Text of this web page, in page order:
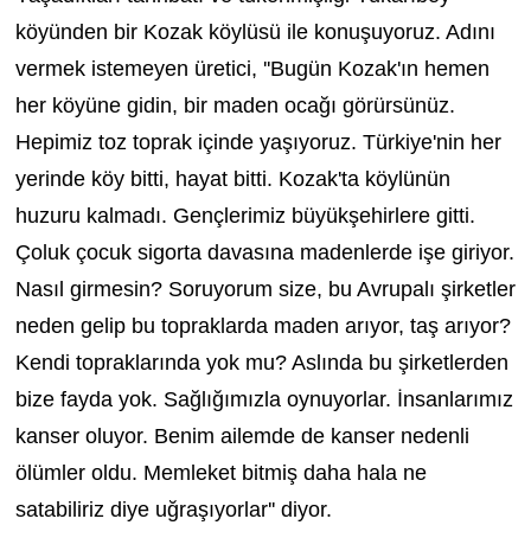
köyünden bir Kozak köylüsü ile konuşuyoruz. Adını
vermek istemeyen üretici, ''Bugün Kozak'ın hemen
her köyüne gidin, bir maden ocağı görürsünüz.
Hepimiz toz toprak içinde yaşıyoruz. Türkiye'nin her
yerinde köy bitti, hayat bitti. Kozak'ta köylünün
huzuru kalmadı. Gençlerimiz büyükşehirlere gitti.
Çoluk çocuk sigorta davasına madenlerde işe giriyor.
Nasıl girmesin? Soruyorum size, bu Avrupalı şirketler
neden gelip bu topraklarda maden arıyor, taş arıyor?
Kendi topraklarında yok mu? Aslında bu şirketlerden
bize fayda yok. Sağlığımızla oynuyorlar. İnsanlarımız
kanser oluyor. Benim ailemde de kanser nedenli
ölümler oldu. Memleket bitmiş daha hala ne
satabiliriz diye uğraşıyorlar'' diyor.